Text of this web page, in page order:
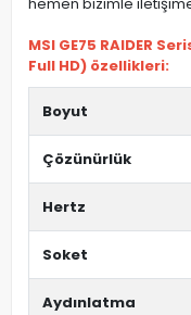
MSI GE75 RAIDER
Full HD) özellikleri:
Boyut
Çözünürlük
Hertz
Soket
Aydınlatma